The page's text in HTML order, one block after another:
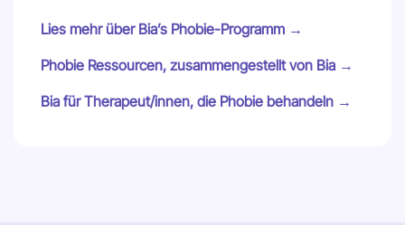
Lies mehr über Bia’s Phobie-Programm →
Phobie Ressourcen, zusammengestellt von Bia →
Bia für Therapeut/innen, die Phobie behandeln →